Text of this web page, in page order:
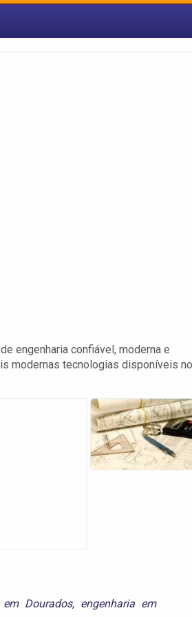
engenharia confiável, moderna e
modernas tecnologias disponíveis no
em Dourados, engenharia em